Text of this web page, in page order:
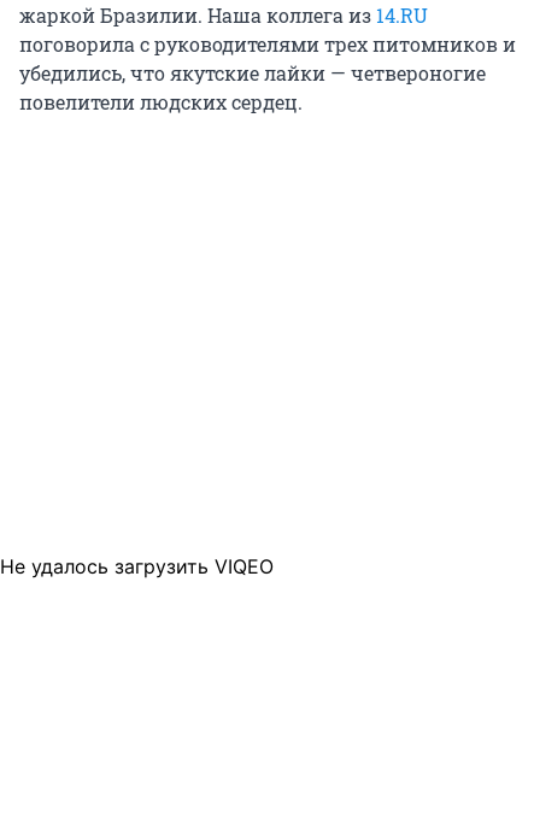
жаркой Бразилии. Наша коллега из 14.RU
поговорила с руководителями трех питомников и
убедились, что якутские лайки — четвероногие
повелители людских сердец.
Не удалось загрузить VIQEO